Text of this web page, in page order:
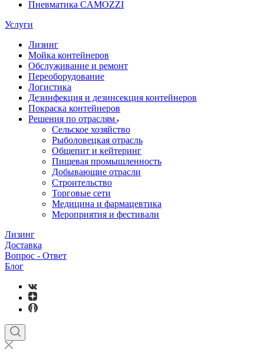
Пневматика CAMOZZI
Услуги
Лизинг
Мойка контейнеров
Обслуживание и ремонт
Переоборудование
Логистика
Дезинфекция и дезинсекция контейнеров
Покраска контейнеров
Решения по отраслям
Сельское хозяйство
Рыболовецкая отрасль
Общепит и кейтеринг
Пищевая промышленность
Добывающие отрасли
Строительство
Торговые сети
Медицина и фармацевтика
Мероприятия и фестивали
Лизинг
Доставка
Вопрос - Ответ
Блог